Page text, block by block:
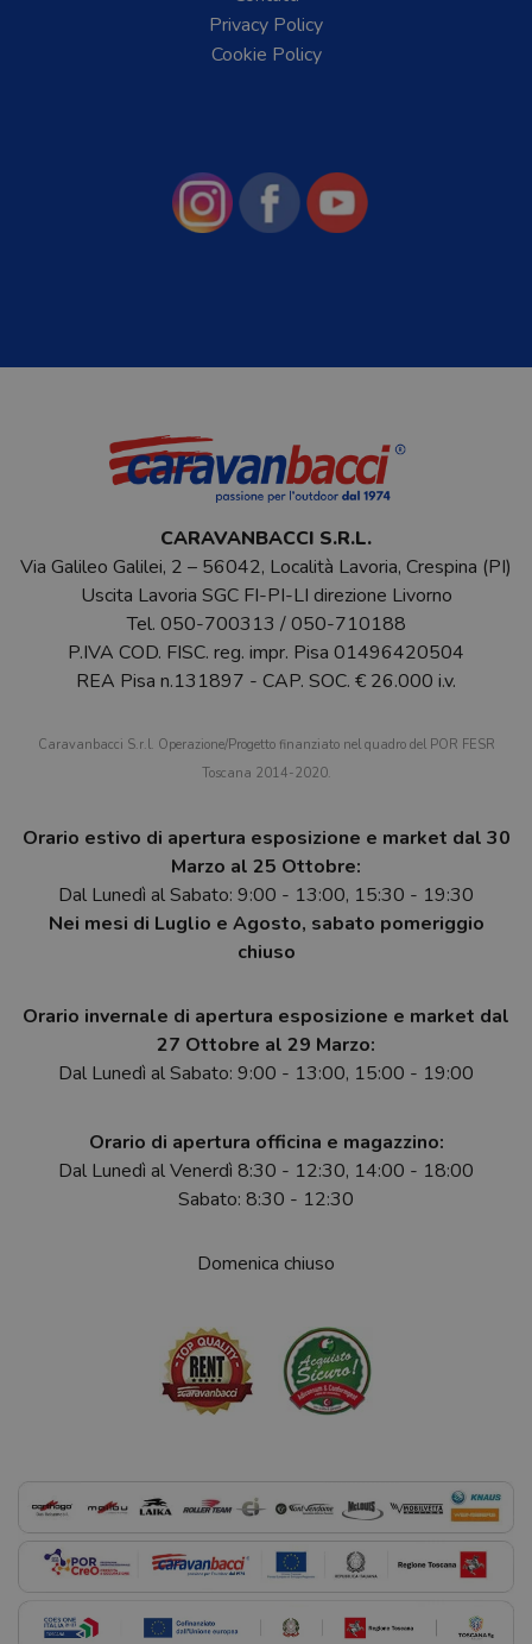
Privacy Policy
Cookie Policy
CARAVANBACCI S.R.L.
Via Galileo Galilei, 2 – 56042, Località Lavoria, Crespina (PI)
Uscita Lavoria SGC FI-PI-LI direzione Livorno
Tel. 050-700313 /050-710188
P.IVA COD. FISC. reg. impr. Pisa 01496420504
REA Pisa n.131897 - CAP. SOC. € 26.000 i.v.
Caravanbacci S.r.l. Operazione/Progetto finanziato nel quadro del POR FESR
Toscana 2014-2020.
Orario estivo di apertura esposizione e market dal 30
Marzo al 25 Ottobre:
Dal Lunedì al Sabato: 9:00 - 13:00, 15:30 - 19:30
Nei mesi di Luglio e Agosto, sabato pomeriggio
chiuso
Orario invernale di apertura esposizione e market dal
27 Ottobre al 29 Marzo:
Dal Lunedì al Sabato: 9:00 - 13:00, 15:00 - 19:00
Orario di apertura officina e magazzino:
Dal Lunedì al Venerdì 8:30 - 12:30, 14:00 - 18:00
Sabato: 8:30 - 12:30
Domenica chiuso